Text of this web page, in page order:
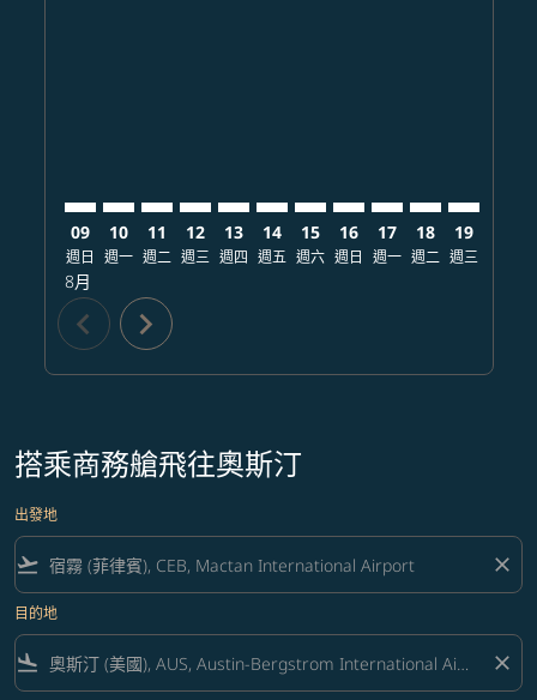
09
週日
8月
10
週一
11
週二
12
週三
13
週四
14
週五
15
週六
16
週日
17
週一
18
週二
19
週三
chevron_left chevron_right
搭乘商務艙飛往奧斯汀
出發地
flight_takeoff close
目的地
flight_land close